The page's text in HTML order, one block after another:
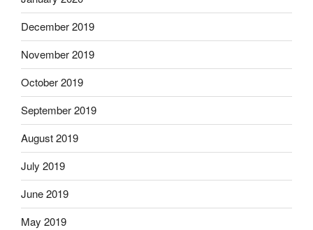
December 2019
November 2019
October 2019
September 2019
August 2019
July 2019
June 2019
May 2019